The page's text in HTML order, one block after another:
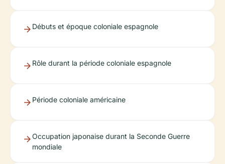
Débuts et époque coloniale espagnole
Rôle durant la période coloniale espagnole
Période coloniale américaine
Occupation japonaise durant la Seconde Guerre
mondiale